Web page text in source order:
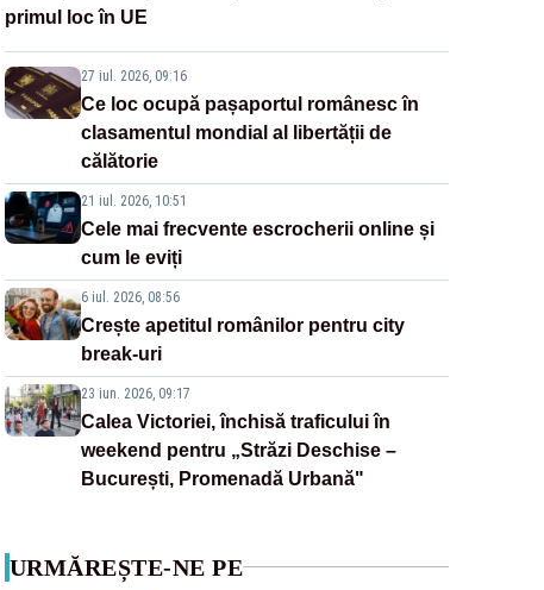
primul loc în UE
27 iul. 2026, 09:16
Ce loc ocupă pașaportul românesc în
clasamentul mondial al libertății de
călătorie
21 iul. 2026, 10:51
Cele mai frecvente escrocherii online și
cum le eviți
6 iul. 2026, 08:56
Crește apetitul românilor pentru city
break-uri
23 iun. 2026, 09:17
Calea Victoriei, închisă traficului în
weekend pentru „Străzi Deschise –
București, Promenadă Urbană"
URMĂREȘTE-NE PE